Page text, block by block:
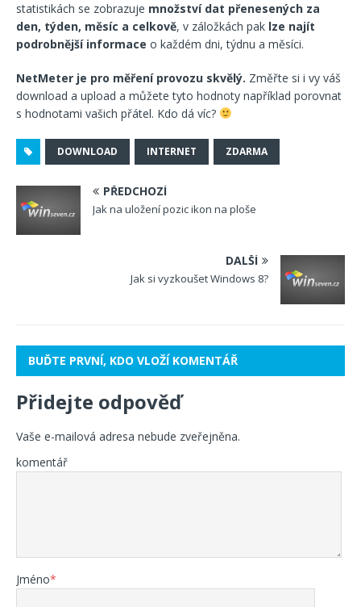
statistikách se zobrazuje množství dat přenesených za
den, týden, měsíc a celkově, v záložkách pak lze najít
podrobnější informace o každém dni, týdnu a měsíci.
NetMeter je pro měření provozu skvělý. Změřte si i vy váš
download a upload a můžete tyto hodnoty například porovnat
s hodnotami vašich přátel. Kdo dá víc?
DOWNLOAD INTERNET ZDARMA
PŘEDCHOZÍ
Jak na uložení pozic ikon na ploše
DALŠÍ
Jak si vyzkoušet Windows 8?
BUĎTE PRVNÍ, KDO VLOŽÍ KOMENTÁŘ
Přidejte odpověď
Vaše e-mailová adresa nebude zveřejněna.
komentář
Jméno*